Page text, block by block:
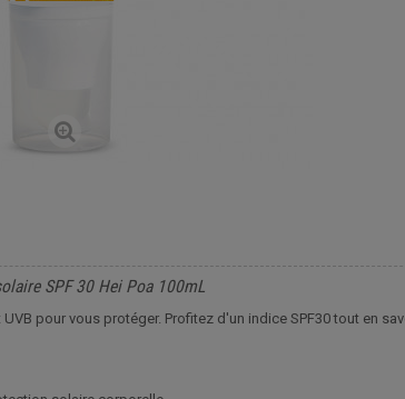
SPF 30 Hei Poa 100mL
pour vous protéger. Profitez d'un indice SPF30 tout en